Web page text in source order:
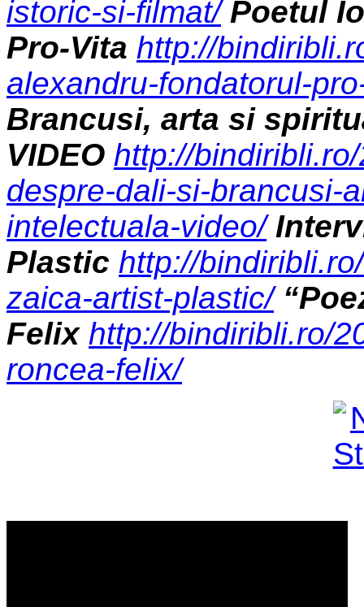
istoric-si-filmat/ Poetul
Pro-Vita http://
alexandru-fondatorul-
Brancusi, arta si
VIDEO http://
despre-dali-si-brancusi-
intelectuala-video/
Plastic http://
zaica-artist-plastic/
Felix http://bindiribli.ro/
roncea-felix/